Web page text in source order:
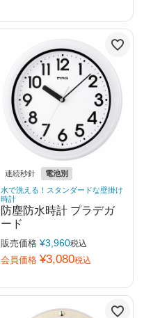
連続秒針
電池別
水で洗える！スタンダードな壁掛け
時計
防塵防水時計 プラデガ
ード
販売価格 ¥3,960税込
会員価格 ¥3,080税込